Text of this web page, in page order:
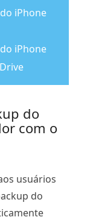
iPhone
iPhone
do
com o
usuários
do